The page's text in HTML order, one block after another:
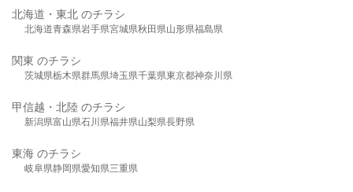
北海道・東北 のチラシ
北海道青森県岩手県宮城県秋田県山形県福島県
関東 のチラシ
茨城県栃木県群馬県埼玉県千葉県東京都神奈川県
甲信越・北陸 のチラシ
新潟県富山県石川県福井県山梨県長野県
東海 のチラシ
岐阜県静岡県愛知県三重県